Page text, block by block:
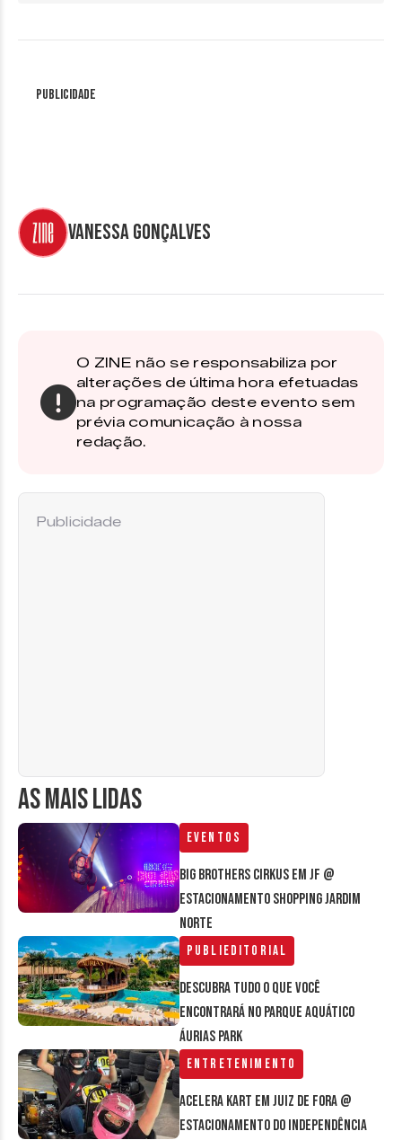
Publicidade
Vanessa Gonçalves
O ZINE não se responsabiliza por
alterações de última hora efetuadas
na programação deste evento sem
prévia comunicação à nossa
redação.
AS MAIS LIDAS
Eventos
Big Brothers Cirkus em JF @
estacionamento Shopping Jardim
Norte
Publieditorial
Descubra tudo o que você
encontrará no parque aquático
Áurias Park
Entretenimento
Acelera Kart em Juiz de Fora @
estacionamento do Independência
Publicidade